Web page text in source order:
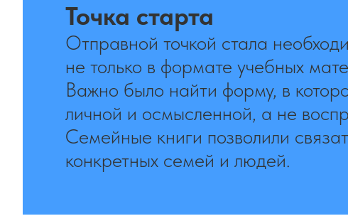
Точка старта
Отправной точкой стала
не только в формате учебных
Важно было найти форму, в
личной и осмысленной, а не
Семейные книги позволили
конкретных семей и людей.